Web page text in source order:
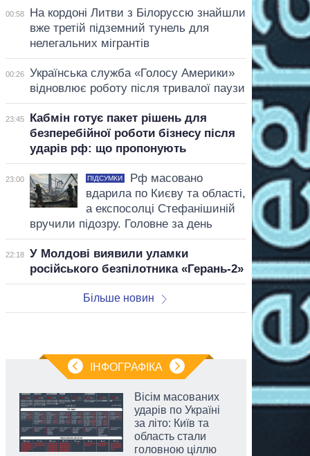
00:58
На кордоні Литви з Білоруссю знайшли
вже третій підземний тунель для
нелегальних мігрантів
00:26
Українська служба «Голосу Америки»
відновлює роботу після тривалої паузи
23:45
Кабмін готує пакет рішень для
безперебійної роботи бізнесу після
ударів рф: що пропонують
23:00 ПІДСУМКИ
Рф масовано
вдарила по Києву та області,
а експосолці Стефанішиній
вручили підозру. Головне за день
22:18
У Молдові виявили уламки
російського безпілотника «Герань-2»
Більше новин
ІНФОГРАФІКА
Вісім масованих
ударів по Україні
за літо: Київ та
область стали
головною ціллю